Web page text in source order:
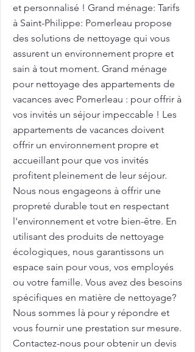
et personnalisé ! Grand ménage: Tarifs
à Saint-Philippe: Pomerleau propose
des solutions de nettoyage qui vous
assurent un environnement propre et
sain à tout moment. Grand ménage
pour nettoyage des appartements de
vacances avec Pomerleau : pour offrir à
vos invités un séjour impeccable ! Les
appartements de vacances doivent
offrir un environnement propre et
accueillant pour que vos invités
profitent pleinement de leur séjour.
Nous nous engageons à offrir une
propreté durable tout en respectant
l'environnement et votre bien-être. En
utilisant des produits de nettoyage
écologiques, nous garantissons un
espace sain pour vous, vos employés
ou votre famille. Vous avez des besoins
spécifiques en matière de nettoyage?
Nous sommes là pour y répondre et
vous fournir une prestation sur mesure.
Contactez-nous pour obtenir un devis